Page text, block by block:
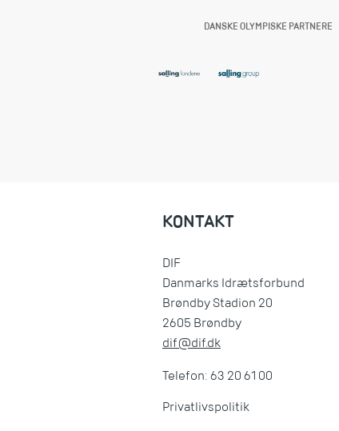
DANSKE OLYMPISKE PARTNERE
KONTAKT
DIF
Danmarks Idrætsforbund
Brøndby Stadion 20
2605 Brøndby
dif@dif.dk
Telefon: 63 20 61 00
Privatlivspolitik